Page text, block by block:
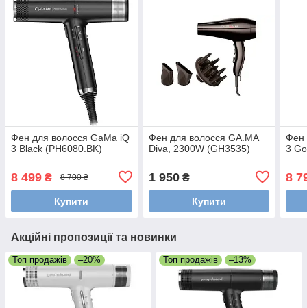
Фен для волосся GaMa iQ
3 Black (PH6080.BK)
8 499 ₴ 8 700 ₴
Купити
Фен для волосся GA.MA
Diva, 2300W (GH3535)
1 950₴
Купити
Фен
3
8
Акційні пропозиції та новинки
Топ продажів –20% Топ продажів –13%